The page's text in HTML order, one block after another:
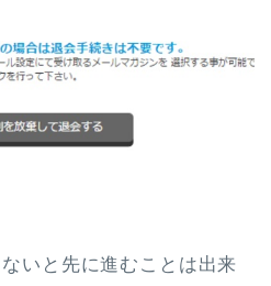
いと先に進むことは出来